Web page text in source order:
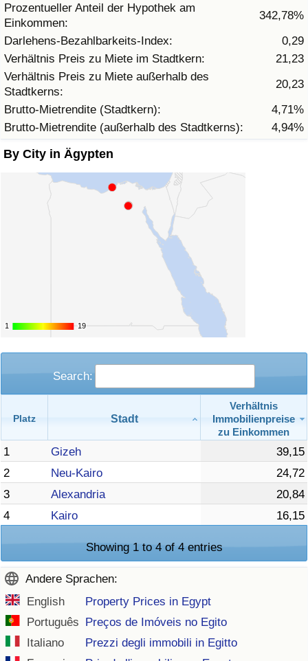
Prozentueller Anteil der Hypothek am
Einkommen:
342,78%
Darlehens-Bezahlbarkeits-Index:
0,29
Verhältnis Preis zu Miete im Stadtkern:
21,23
Verhältnis Preis zu Miete außerhalb des
Stadtkerns:
20,23
Brutto-Mietrendite (Stadtkern):
4,71%
Brutto-Mietrendite (außerhalb des Stadtkerns):
4,94%
By City in Ägypten
11 19
19
Search:
Platz Stadt
Verhältnis
Immobilienpreise
zu Einkommen
1 Gizeh
39,15
2
Neu-Kairo
24,72
3
Alexandria
20,84
4
Kairo 16,15
Showing 1 to 4 of 4 entries
Andere Sprachen:
English
Property Prices in Egypt
Português
Preços de Imóveis no Egito
Italiano
Prezzi degli immobili in Egitto
Umweltverschmutzungs-Index nach Land
Verkehr
Verkehrs-Index
Verkehrs-Index (aktuell)
Verkehrs-Index nach Land